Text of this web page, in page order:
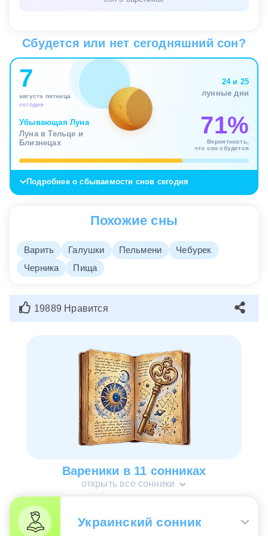
Сбудется или нет сегодняшний сон?
7
августа пятница
сегодня
Убывающая Луна
Луна в Тельце и
Близнецах
24 и 25
лунные дни
71%
Вероятность,
что сон сбудется
Подробнее о сбываемости снов сегодня
Похожие сны
Варить Галушки Пельмени
Чебурек
Черника
Пища
19889 Нравится
Вареники в 11 сонниках
открыть все сонники
Украинский сонник